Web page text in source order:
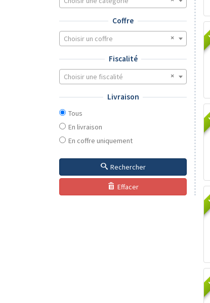
Coffre
Choisir un coffre
Fiscalité
Choisir une fiscalité
Livraison
Tous
En livraison
En coffre uniquement
Rechercher
Effacer